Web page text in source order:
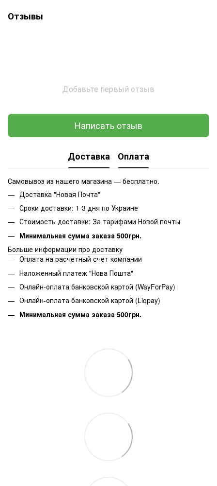
Отзывы
Добавьте первый отзыв
Написать отзыв
Доставка Оплата
Самовывоз из нашего магазина — бесплатно.
Доставка "Новая Почта"
Сроки доставки: 1-3 дня по Украине
Стоимость доставки: За тарифами Новой почты
Минимальная сумма заказа 500грн.
Больше информации про доставку
Оплата на расчетный счет компании
Наложенный платеж "Нова Пошта"
Онлайн-оплата банковской картой (WayForPay)
Онлайн-оплата банковской картой (Liqpay)
Минимальная сумма заказа 500грн.